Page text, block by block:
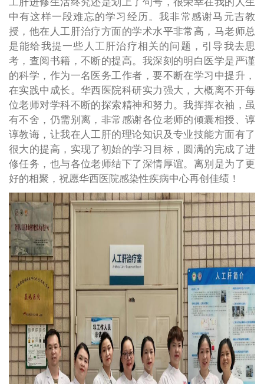
中有这样一段难忘的学习经历。我非常感谢马元吉教
授，他在人工肝治疗方面的学术水平非常高，马老师总
是能给我提一些人工肝治疗相关的问题，引导我去思
考，查阅书籍，不断的提高。我深刻的明白医学是严谨
的科学，作为一名医务工作者，要不断在学习中提升，
在实践中成长。华西医院科研实力强大，大概离不开每
位老师对学科不断的探索精神和努力。我挥挥衣袖，虽
有不舍，仍需别离，非常感谢各位老师的倾囊相授、谆
谆教诲，让我在人工肝的理论知识及专业技能方面有了
很大的提高，实现了初始的学习目标，圆满的完成了进
修任务，也与各位老师结下了深情厚谊。离别是为了更
好的相聚，祝愿华西医院感染性疾病中心再创佳绩！